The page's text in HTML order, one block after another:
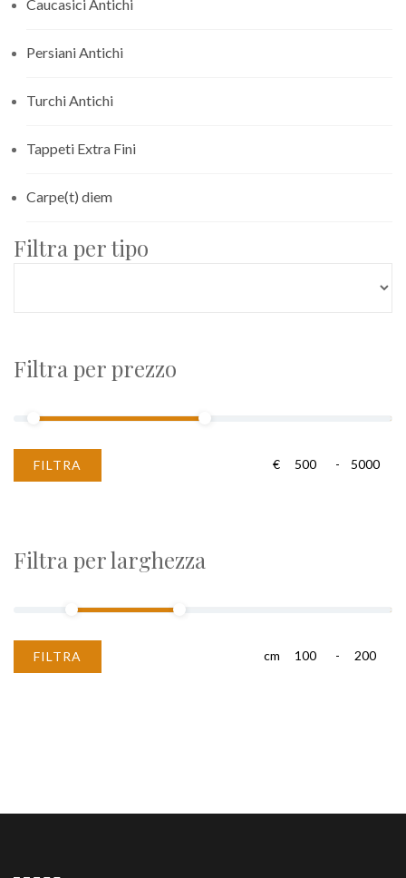
Caucasici Antichi
Persiani Antichi
Turchi Antichi
Tappeti Extra Fini
Carpe(t) diem
Filtra per tipo
Filtra per prezzo
€ -
FILTRA
Filtra per larghezza
cm -
FILTRA